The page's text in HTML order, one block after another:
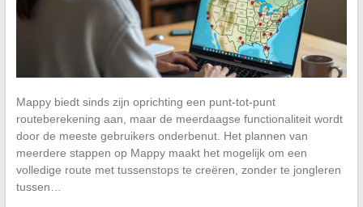
Mappy biedt sinds zijn oprichting een punt-tot-punt
routeberekening aan, maar de meerdaagse functionaliteit wordt
door de meeste gebruikers onderbenut. Het plannen van
meerdere stappen op Mappy maakt het mogelijk om een
volledige route met tussenstops te creëren, zonder te jongleren
tussen…